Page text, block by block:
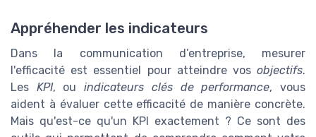
Appréhender les indicateurs
Dans la communication d’entreprise, mesurer
l'efficacité est essentiel pour atteindre vos objectifs.
Les KPI, ouindicateurs clés de performance, vous
aident à évaluer cette efficacité de manière concrète.
Mais qu'est-ce qu'un KPI exactement ? Ce sont des